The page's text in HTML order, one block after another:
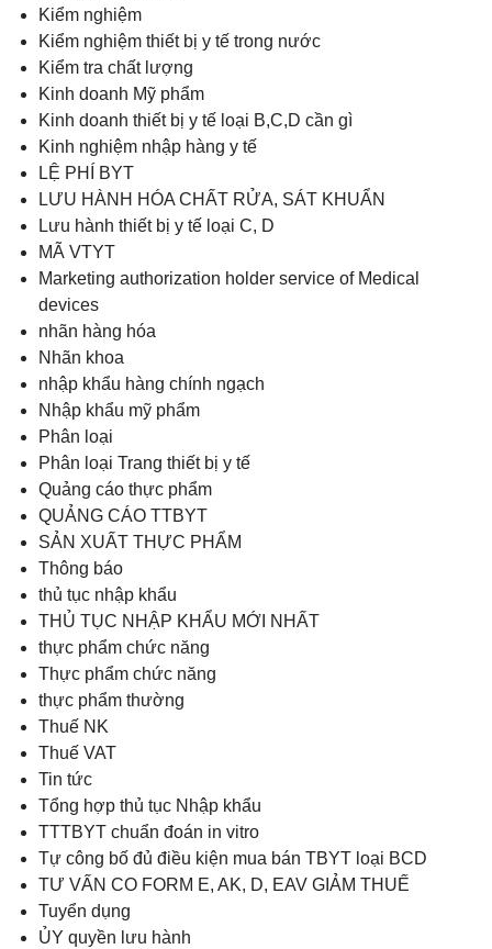
Kiểm nghiệm
Kiểm nghiệm thiết bị y tế trong nước
Kiểm tra chất lượng
Kinh doanh Mỹ phẩm
Kinh doanh thiết bị y tế loại B,C,D cần gì
Kinh nghiệm nhập hàng y tế
LỆ PHÍ BYT
LƯU HÀNH HÓA CHẤT RỬA, SÁT KHUẨN
Lưu hành thiết bị y tế loại C, D
MÃ VTYT
Marketing authorization holder service of Medical
devices
nhãn hàng hóa
Nhãn khoa
nhập khẩu hàng chính ngạch
Nhập khẩu mỹ phẩm
Phân loại
Phân loại Trang thiết bị y tế
Quảng cáo thực phẩm
QUẢNG CÁO TTBYT
SẢN XUẤT THỰC PHẨM
Thông báo
thủ tục nhập khẩu
THỦ TỤC NHẬP KHẨU MỚI NHẤT
thực phẩm chức năng
Thực phẩm chức năng
thực phẩm thường
Thuế NK
Thuế VAT
Tin tức
Tổng hợp thủ tục Nhập khẩu
TTTBYT chuẩn đoán in vitro
Tự công bố đủ điều kiện mua bán TBYT loại BCD
TƯ VẤN CO FORM E, AK, D, EAV GIẢM THUẾ
Tuyển dụng
ỦY quyền lưu hành